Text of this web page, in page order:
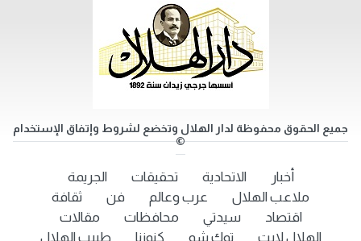
جميع الحقوق محفوظة لدار الهلال وتخضع لشروط وإتفاق الإستخدام
©
أخبار الاتحادية تحقيقات
الجريمة
ملاعب الهلال
عرب وعالم فن
ثقافة
اقتصاد
سيدتي محافظات
مقالات
الهلال لايت
توك شو كنوزنا طبيب الهلال